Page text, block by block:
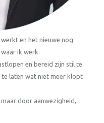
en het nieuwe nog
ik werk.
en bereid zijn stil te
laten wat niet meer klopt
door aanwezigheid,